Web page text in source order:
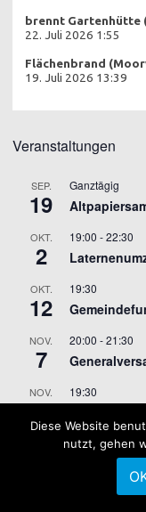
brennt Gartenhütte
22. Juli 2026 1:55
Flächenbrand
19. Juli 2026 13:39
Veranstaltungen
SEP.
19
Ganztägig
OKT.
2
19:00 -22:30
OKT.
12
19:30
NOV.
7
20:00 -21:30
NOV.
9
19:30
Kalender anzeigen
Diese Website
nutzt, gehen